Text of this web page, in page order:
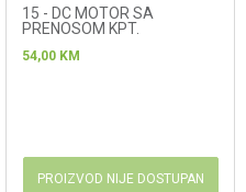
15 - DC MOTOR SA
PRENOSOM KPT.
54,00 KM
PROIZVOD NIJE DOSTUPAN